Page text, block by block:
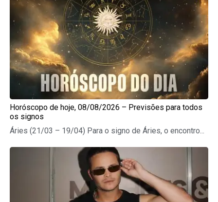
Horóscopo de hoje, 08/08/2026 – Previsões para todos
os signos
Áries (21/03 – 19/04) Para o signo de Áries, o encontro...